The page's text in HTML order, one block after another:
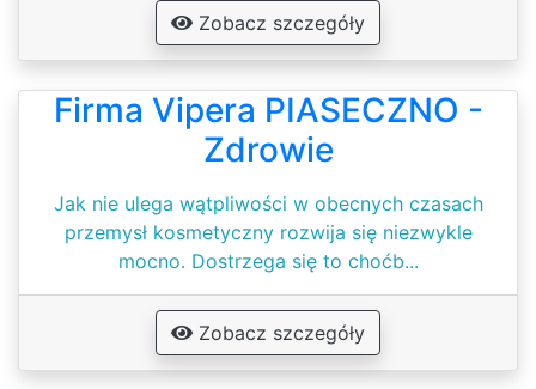
Zobacz szczegóły
Firma Vipera PIASECZNO -
Zdrowie
Jak nie ulega wątpliwości w obecnych czasach
przemysł kosmetyczny rozwija się niezwykle
mocno. Dostrzega się to choćb...
Zobacz szczegóły